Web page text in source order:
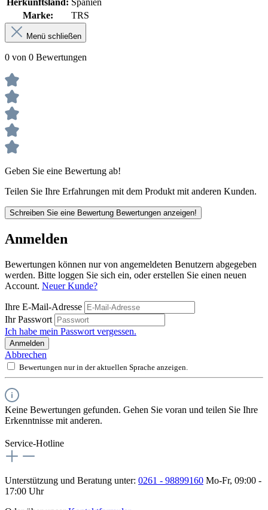
Marke:
TRS
Menü schließen
0 von 0 Bewertungen
Geben Sie eine Bewertung ab!
Teilen Sie Ihre Erfahrungen mit dem Produkt mit anderen Kunden.
Schreiben Sie eine Bewertung Bewertungen anzeigen!
Anmelden
Bewertungen können nur von angemeldeten Benutzern abgegeben
werden. Bitte loggen Sie sich ein, oder erstellen Sie einen neuen
Account. Neuer Kunde?
Ihre E-Mail-Adresse
Ihr Passwort
Ich habe mein Passwort vergessen.
Anmelden
Abbrechen
Bewertungen nur in der aktuellen Sprache anzeigen.
Keine Bewertungen gefunden. Gehen Sie voran und teilen Sie Ihre
Erkenntnisse mit anderen.
Service-Hotline
Unterstützung und Beratung unter: 0261 - 98899160 Mo-Fr, 09:00 -
17:00 Uhr